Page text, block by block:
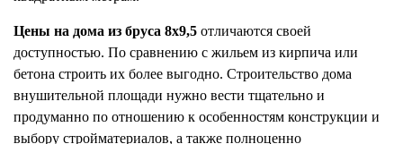
Цены на дома из бруса 8x9,5 отличаются своей
доступностью. По сравнению с жильем из кирпича или
бетона строить их более выгодно. Строительство дома
внушительной площади нужно вести тщательно и
продуманно по отношению к особенностям конструкции и
выбору стройматериалов, а также полноценно